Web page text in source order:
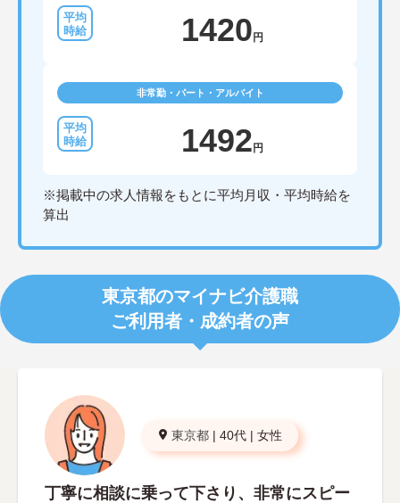
1420 円
非常勤・パート・アルバイト
1492 円
※掲載中の求人情報をもとに平均月収・平均時給を
算出
東京都のマイナビ介護職
ご利用者・成約者の声
東京都 | 40代 | 女性
丁寧に相談に乗って下さり、非常にスピー